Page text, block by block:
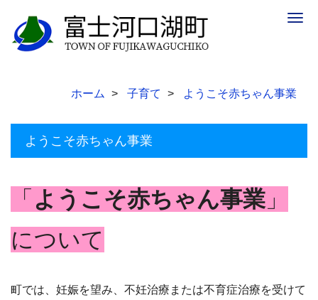
ホーム 子育て ようこそ赤ちゃん事業
ようこそ赤ちゃん事業
「 ようこそ赤ちゃん事業 」
について
町では、妊娠を望み、不妊治療または不育症治療を受けて